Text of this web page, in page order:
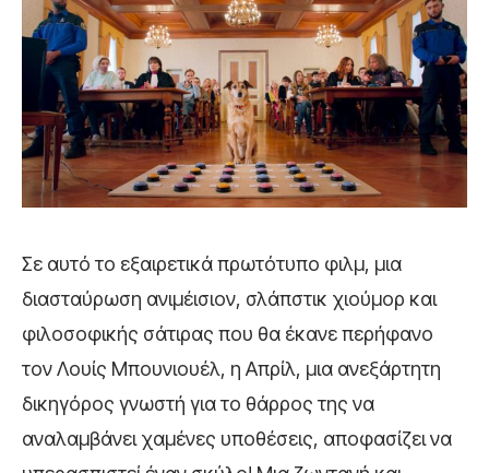
Σε αυτό το εξαιρετικά πρωτότυπο φιλμ, μια
διασταύρωση ανιμέισιον, σλάπστικ χιούμορ και
φιλοσοφικής σάτιρας που θα έκανε περήφανο
τον Λουίς Μπουνιουέλ, η Απρίλ, μια ανεξάρτητη
δικηγόρος γνωστή για το θάρρος της να
αναλαμβάνει χαμένες υποθέσεις, αποφασίζει να